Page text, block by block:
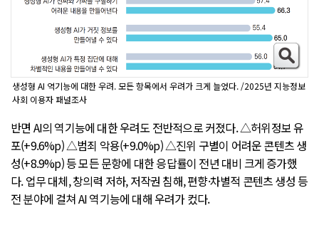
생성형 AI 역기능에 대한 우려. 모든 항목에서 우려가 크게 늘었다. /2025년 지능정보
사회 이용자 패널조사
반면 AI의 역기능에 대한 우려도 전반적으로 커졌다. △허위정보 유
포(+9.6%p) △범죄 악용(+9.0%p) △진위 구별이 어려운 콘텐츠 생
성(+8.9%p) 등 모든 문항에 대한 응답률이 전년 대비 크게 증가했
다. 업무 대체, 창의력 저하, 저작권 침해, 편향·차별적 콘텐츠 생성 등
전 분야에 걸쳐 AI 역기능에 대해 우려가 컸다.